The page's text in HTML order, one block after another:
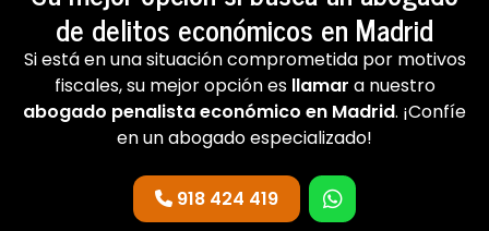
de delitos económicos en Madrid
Si está en una situación comprometida por motivos
fiscales, su mejor opción es llamar a nuestro
abogado penalista económico en Madrid. ¡Confíe
en un abogado especializado!
918 424 419